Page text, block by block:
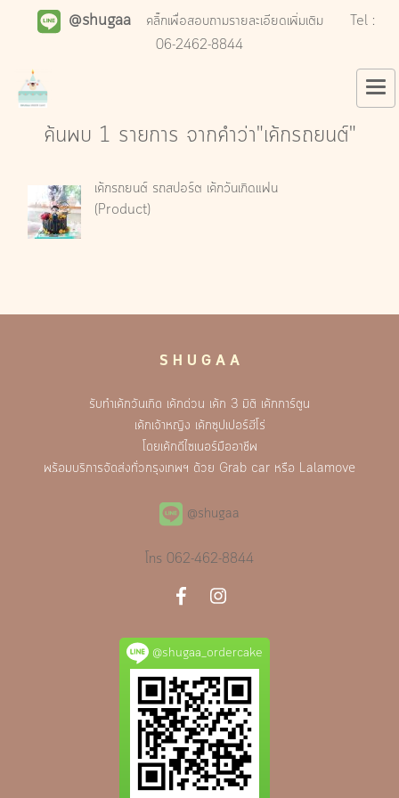
@shugaa คลิ๊กเพื่อสอบถามรายละเอียดเพิ่มเติม
Tel :
06-2462-8844
ค้นพบ 1 รายการ จากคำว่า"เค้กรถยนต์"
เค้กรถยนต์ รถสปอร์ต เค้กวันเกิดแฟน
(Product)
S H U G A A
รับทำเค้กวันเกิด เค้กด่วน เค้ก 3 มิติ เค้กการ์ตูน
เค้กเจ้าหญิง เค้กซุปเปอร์ฮีโร่
โดยเค้กดีไซเนอร์มืออาชีพ
พร้อมบริการจัดส่งทั่วกรุงเทพฯ ด้วย Grab car หรือ Lalamove
@shugaa
โทร 062-462-8844
@shugaa_ordercake